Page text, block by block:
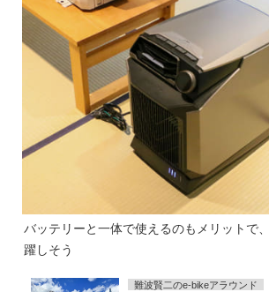
バッテリーと一体で使えるのもメリットで
躍しそう
難波賢二のe-bikeアラウンド